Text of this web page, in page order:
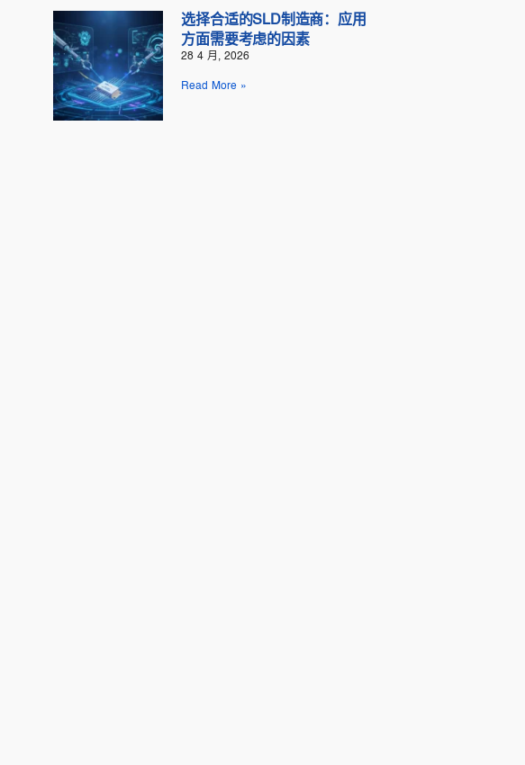
选择合适的SLD制造商：应用
方面需要考虑的因素
28 4 月, 2026
Read More »